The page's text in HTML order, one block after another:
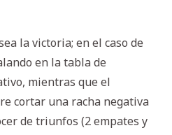
la victoria; en el caso de
en la tabla de
mientras que el
cortar una racha negativa
de triunfos (2 empates y